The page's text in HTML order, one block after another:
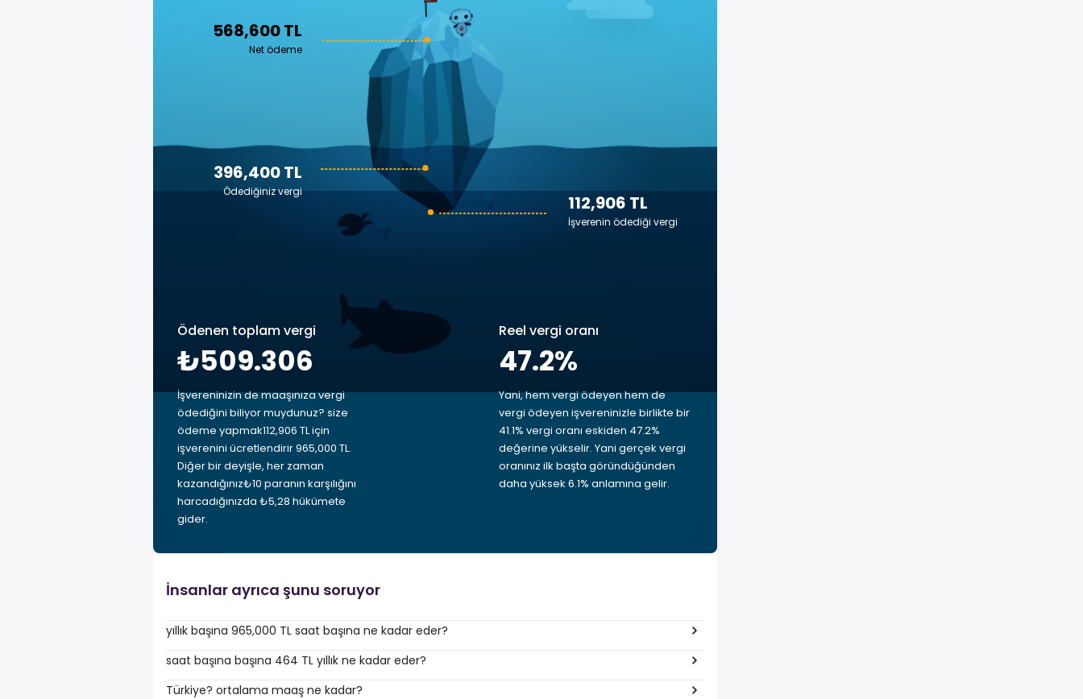
568,600 TL
Net ödeme
112,906 TL
İşverenin ödediği vergi
396,400 TL
Ödediğiniz vergi
Ödenen toplam vergi
₺509.306
İşvereninizin de maaşınıza vergi
ödediğini biliyor muydunuz? size
ödeme yapmak112,906 TL için
işverenini ücretlendirir 965,000 TL.
Diğer bir deyişle, her zaman
kazandığınız₺10 paranın karşılığını
harcadığınızda ₺5,28 hükümete
gider.
Reel vergi oranı
47.2%
Yani, hem vergi ödeyen hem de
vergi ödeyen işvereninizle birlikte bir
41.1% vergi oranı eskiden 47.2%
değerine yükselir. Yani gerçek vergi
oranınız ilk başta göründüğünden
daha yüksek 6.1% anlamına gelir.
İnsanlar ayrıca şunu soruyor
yıllık başına 965,000 TL saat başına ne kadar eder?
saat başına başına 464 TL yıllık ne kadar eder?
Türkiye? ortalama maaş ne kadar?